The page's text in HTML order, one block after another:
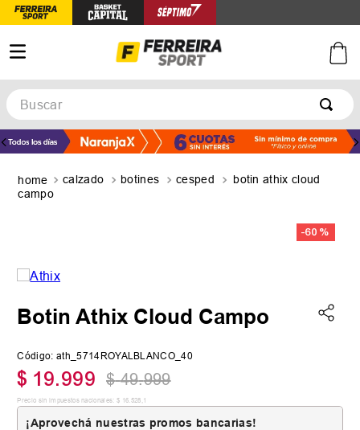
Buscar
calzado botines cesped
botin athix cloud
campo
-60 %
Botin Athix Cloud Campo
Código: ath_5714ROYALBLANCO_40
$ 19.999 $ 49.999
Precio sin impuestos nacionales: $ 16 528 1
¡Aprovechá nuestras promos bancarias!
TÉRMINOS MÁS BUSCADOS
2.
zapatillas
5. zapatillas adidas